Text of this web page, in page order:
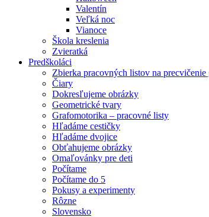
Valentín
Veľká noc
Vianoce
Škola kreslenia
Zvieratká
Predškoláci
Zbierka pracovných listov na
Čiary
Dokresľujeme obrázky
Geometrické tvary
Grafomotorika – pracovné listy
Hľadáme cestičky
Hľadáme dvojice
Obťahujeme obrázky
Omaľovánky pre deti
Počítame
Počítame do 5
Pokusy a experimenty
Rôzne
Slovensko